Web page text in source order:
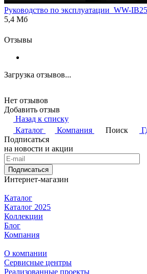
Руководство по эксплуатации_WW-
5,4 Мб
Отзывы
Загрузка отзывов...
Нет отзывов
Добавить отзыв
Назад к списку
Каталог
Компания Поиск
Подписаться
на новости и акции
Подписаться
Интернет-магазин
Каталог
Каталог 2025
Коллекции
Блог
Компания
О компании
Сервисные центры
Реализованные проекты